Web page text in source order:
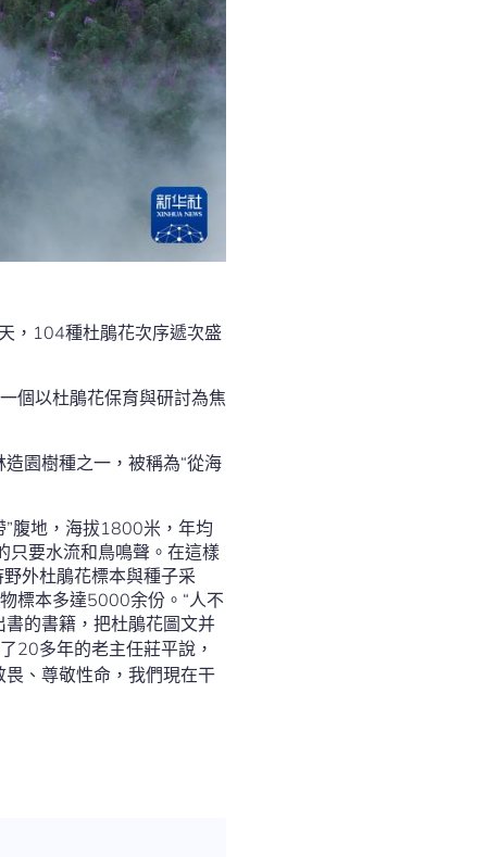
，104種杜鵑花次序遞次盛
個以杜鵑花保育與研討為焦
園樹種之一，被稱為“從海
腹地，海拔1800米，年均
只要水流和鳥鳴聲。在這樣
外杜鵑花標本與種子采
標本多達5000余份。“人不
的書籍，把杜鵑花圖文并
20多年的老主任莊平說，
、尊敬性命，我們現在干